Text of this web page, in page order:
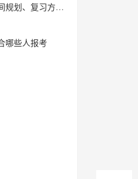
法与备考经验分享
哪些人报考